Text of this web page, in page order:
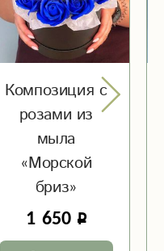
Композиция с
розами из
мыла
«Морской
бриз»
1 650